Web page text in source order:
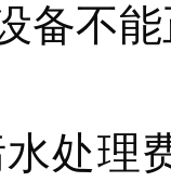
备不
处理